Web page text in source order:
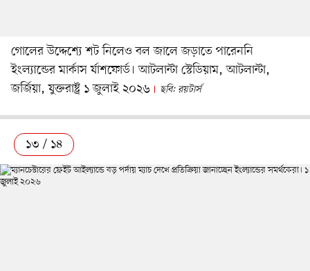
গোলের উদ্দেশ্যে শট নিলেও বল জালে জড়াতে পারেননি
ইংল্যান্ডের মার্কাস র্যাশফোর্ড। আটলান্টা স্টেডিয়াম, আটলান্টা,
জর্জিয়া, যুক্তরাষ্ট্র ১ জুলাই ২০২৬
ছবি: রয়টার্স
১৩ / ১৪